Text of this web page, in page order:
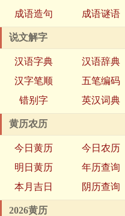
成语造句
成语谜语
说文解字
汉语字典 汉语辞典
汉字笔顺
五笔编码
错别字
英汉词典
黄历农历
今日黄历 今日农历
明日黄历
年历查询
本月吉日
阴历查询
2026黄历